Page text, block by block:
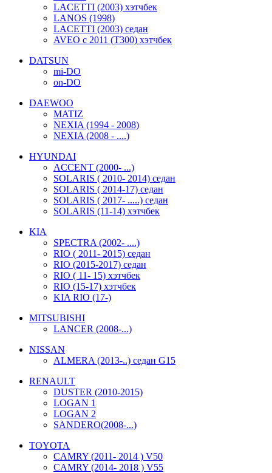
LACETTI (2003) хэтчбек
LANOS (1998)
LACETTI (2003) седан
AVEO c 2011 (T300) хэтчбек
DATSUN
mi-DO
on-DO
DAEWOO
MATIZ
NEXIA (1994 - 2008)
NEXIA (2008 - ....)
HYUNDAI
ACCENT (2000- ...)
SOLARIS ( 2010- 2014) седан
SOLARIS ( 2014-17) седан
SOLARIS ( 2017- .....) седан
SOLARIS (11-14) хэтчбек
KIA
SPECTRA (2002- ....)
RIO ( 2011- 2015) седан
RIO (2015-2017) седан
RIO ( 11- 15) хэтчбек
RIO (15-17) хэтчбек
KIA RIO (17-)
MITSUBISHI
LANCER (2008-...)
NISSAN
ALMERA (2013-..) седан G15
RENAULT
DUSTER (2010-2015)
LOGAN 1
LOGAN 2
SANDERO(2008-...)
TOYOTA
CAMRY (2011- 2014 ) V50
CAMRY (2014- 2018 ) V55